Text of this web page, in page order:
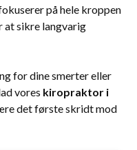
på hele kroppen
at sikre langvarig
for dine smerter eller
vores kiropraktor i
det første skridt mod